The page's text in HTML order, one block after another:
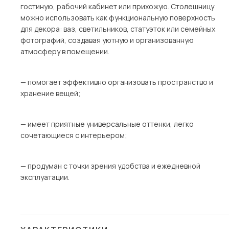
гостиную, рабочий кабинет или прихожую. Столешницу
можно использовать как функциональную поверхность
для декора: ваз, светильников, статуэток или семейных
фотографий, создавая уютную и организованную
атмосферу в помещении.
— помогает эффективно организовать пространство и
хранение вещей;
— имеет приятные универсальные оттенки, легко
сочетающиеся с интерьером;
— продуман с точки зрения удобства и ежедневной
эксплуатации.